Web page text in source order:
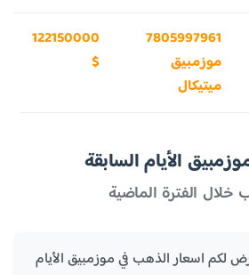
7805997961
موزمبيق
ميتيكال
122150000
$
الأيام السابقة
خلال الفترة الماضية
لكم اسعار الذهب في موزمبيق الأيام